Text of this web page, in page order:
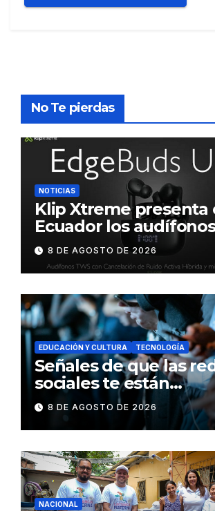
No Te pierdas
NOTICIAS
Klip Xtreme presenta
Ecuador los audífonos
DynaBuds con sonido
inteligente y control
8 DE AGOSTO DE 2026
EDUCACIÓN Y CULTURA TECNOLOGÍA
Señales de que las
sociales te están
consumiendo
8 DE AGOSTO DE 2026
NACIONAL